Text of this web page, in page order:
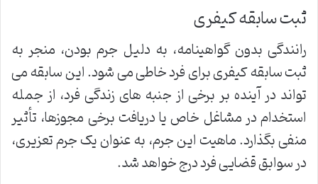
ثبت سابقه کیفری
رانندگی بدون گواهینامه، به دلیل جرم بودن، منجر به
ثبت سابقه کیفری برای فرد خاطی می شود. این سابقه می
تواند در آینده بر برخی از جنبه های زندگی فرد، از جمله
استخدام در مشاغل خاص یا دریافت برخی مجوزها، تأثیر
منفی بگذارد. ماهیت این جرم، به عنوان یک جرم تعزیری،
در سوابق قضایی فرد درج خواهد شد.